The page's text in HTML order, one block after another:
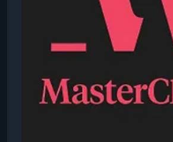
11. Creating Powerful Performances
УРОК 13.
13. Choreography Workshop Ash